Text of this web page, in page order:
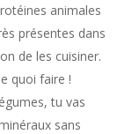
animales
présentes dans
de les cuisiner.
quoi faire !
tu vas
sans